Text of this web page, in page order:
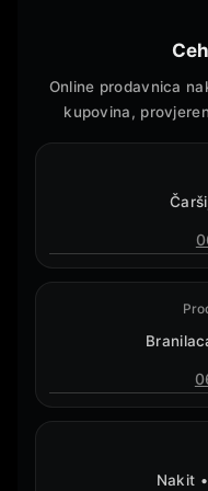
Online prodavnica
kupovina,
Nakit